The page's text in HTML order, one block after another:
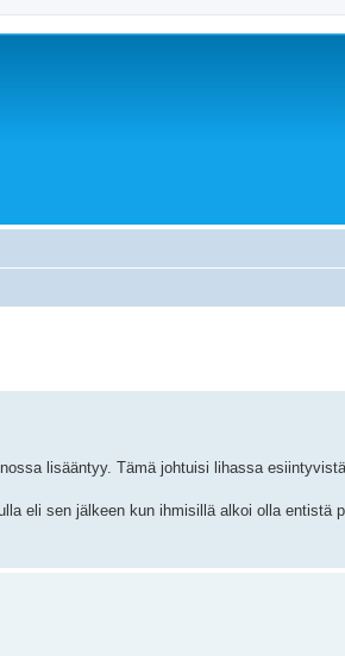
lisääntyy. Tämä johtuisi lihassa
eli sen jälkeen kun ihmisillä alkoi olla entistä